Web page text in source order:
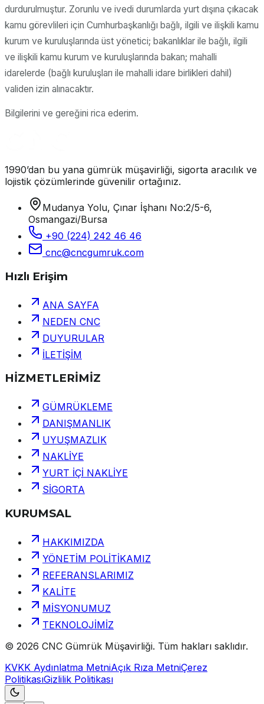
durdurulmuştur. Zorunlu ve ivedi durumlarda yurt dışına çıkacak
kamu görevlileri için Cumhurbaşkanlığı bağlı, ilgili ve ilişkili kamu
kurum ve kuruluşlarında üst yönetici; bakanlıklar ile bağlı, ilgili
ve ilişkili kamu kurum ve kuruluşlarında bakan; mahalli
idarelerde (bağlı kuruluşları ile mahalli idare birlikleri dahil)
validen izin alınacaktır.
Bilgilerini ve gereğini rica ederim.
1990’dan bu yana gümrük müşavirliği, sigorta aracılık ve
lojistik çözümlerinde güvenilir ortağınız.
Mudanya Yolu, Çınar İşhanı No:2/5-6,
Osmangazi/Bursa
+90 (224) 242 46 46
cnc@cncgumruk.com
Hızlı Erişim
ANA SAYFA
NEDEN CNC
DUYURULAR
İLETİŞİM
HİZMETLERİMİZ
GÜMRÜKLEME
DANIŞMANLIK
UYUŞMAZLIK
NAKLİYE
YURT İÇİ NAKLİYE
SİGORTA
KURUMSAL
HAKKIMIZDA
YÖNETİM POLİTİKAMIZ
REFERANSLARIMIZ
KALİTE
MİSYONUMUZ
TEKNOLOJİMİZ
© 2026 CNC Gümrük Müşavirliği. Tüm hakları saklıdır.
KVKK Aydınlatma MetniAçık Rıza MetniÇerez
PolitikasıGizlilik Politikası